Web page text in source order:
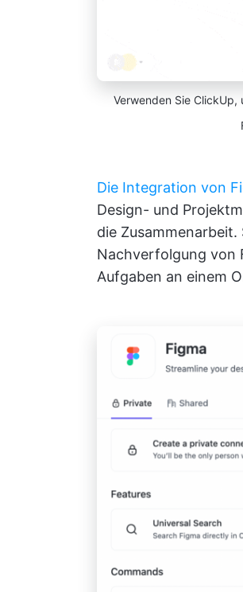
Verwenden Sie
Die Integration von
Design- und
die
Nachverfolgung von
Aufgaben an einem